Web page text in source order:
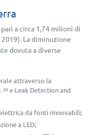
a circa 1,74 milioni di
La diminuzione
dovuta a diverse
attraverso la
26 e Leak Detection and
da fonti rinnovabili;
a LED;